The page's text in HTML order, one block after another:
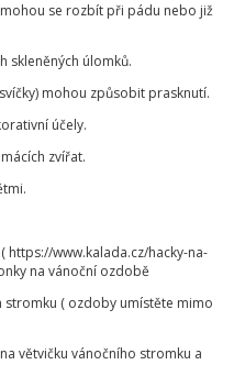
se rozbít při pádu nebo již
úlomků.
mohou způsobit prasknutí.
účely.
zvířat.
https://www.kalada.cz/hacky-na-
na vánoční ozdobě
stromku ( ozdoby umístěte mimo
větvičku vánočního stromku a